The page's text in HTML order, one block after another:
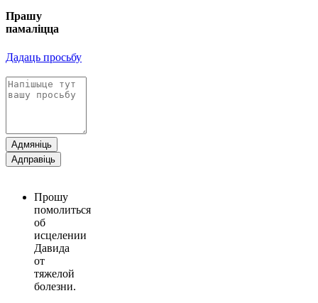
Прашу
памаліцца
Дадаць просьбу
Адмяніць
Адправіць
Прошу
помолиться
об
исцелении
Давида
от
тяжелой
болезни.